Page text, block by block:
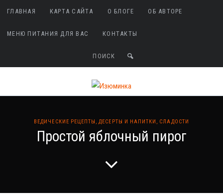
ГЛАВНАЯ КАРТА САЙТА О БЛОГЕ ОБ АВТОРЕ
МЕНЮ ПИТАНИЯ ДЛЯ ВАС КОНТАКТЫ
ВЕДИЧЕСКИЕ РЕЦЕПТЫ ,ДЕСЕРТЫ И НАПИТКИ , СЛАДОСТИ
Простой яблочный пирог